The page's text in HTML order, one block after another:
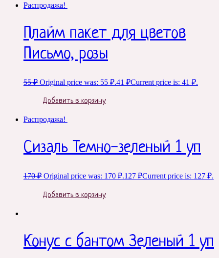
Распродажа!
Плайм пакет для цветов
Письмо, розы
55₽ Original price was: 55 ₽.41 ₽Current price is: 41 ₽.
Добавить в корзину
Распродажа!
Сизаль Темно-зеленый 1 уп
170₽ Original price was: 170 ₽.127 ₽Current price is: 127 ₽.
Добавить в корзину
Конус с бантом Зеленый 1 уп